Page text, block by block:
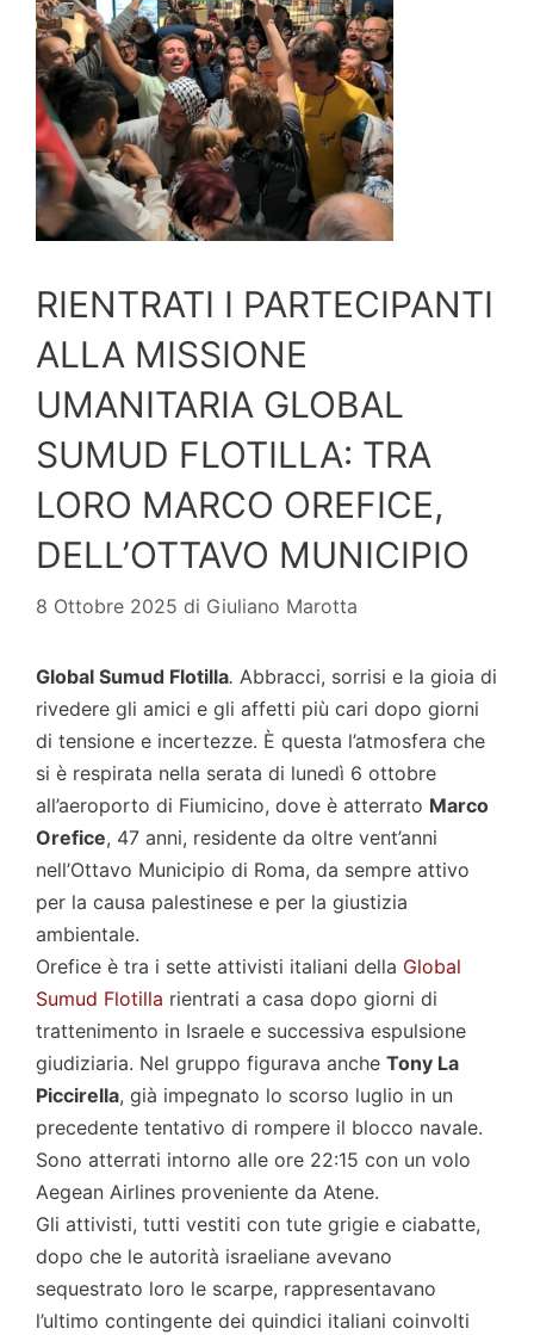
RIENTRATI I PARTECIPANTI
ALLA MISSIONE
UMANITARIA GLOBAL
SUMUD FLOTILLA: TRA
LORO MARCO OREFICE,
DELL’OTTAVO MUNICIPIO
8 Ottobre 2025 di Giuliano Marotta
Global Sumud Flotilla. Abbracci, sorrisi e la gioia di
rivedere gli amici e gli affetti più cari dopo giorni
di tensione e incertezze. È questa l’atmosfera che
si è respirata nella serata di lunedì 6 ottobre
all’aeroporto di Fiumicino, dove è atterrato Marco
Orefice, 47 anni, residente da oltre vent’anni
nell’Ottavo Municipio di Roma, da sempre attivo
per la causa palestinese e per la giustizia
ambientale.
Orefice è tra i sette attivisti italiani della Global
Sumud Flotilla rientrati a casa dopo giorni di
trattenimento in Israele e successiva espulsione
giudiziaria. Nel gruppo figurava anche Tony La
Piccirella, già impegnato lo scorso luglio in un
precedente tentativo di rompere il blocco navale.
Sono atterrati intorno alle ore 22:15 con un volo
Aegean Airlines proveniente da Atene.
Gli attivisti, tutti vestiti con tute grigie e ciabatte,
dopo che le autorità israeliane avevano
sequestrato loro le scarpe, rappresentavano
l’ultimo contingente dei quindici italiani coinvolti